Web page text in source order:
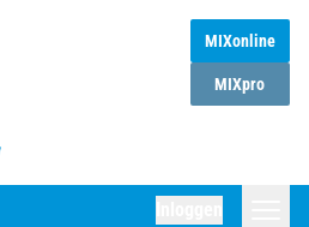
MIXonline
MIXpro